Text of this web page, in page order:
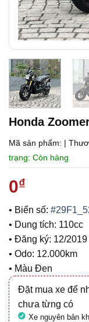
Honda
Mã sản phẩm: |
trạng: Còn hàng
0₫
• Biển số:
• Dung tích: 110cc
• Đăng ký: 12/2019
• Odo: 12.000km
• Màu Đen
Đặt mua xe để
chưa từng có
Xe nguyên bản